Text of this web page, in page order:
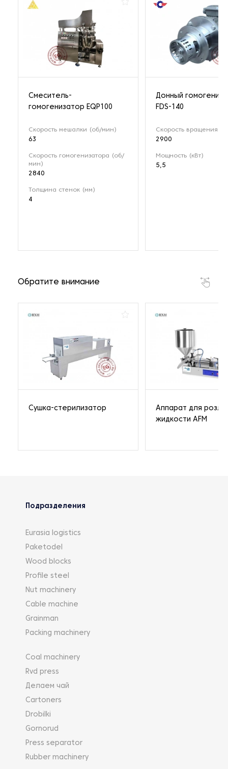
Смеситель-
гомогенизатор EQP100
Скорость мешалки (об/мин)
63
Скорость гомогенизатора (об/
мин)
2840
Толщина стенок (мм)
4
Донный
FDS-140
Скорость вращения
2900
Мощность (кВт)
5,5
Обратите внимание
Сушка-стерилизатор
Аппарат для
жидкости AFM
Подразделения
Eurasia logistics
Paketodel
Wood blocks
Profile steel
Nut machinery
Cable machine
Grainman
Packing machinery
Coal machinery
Rvd press
Делаем чай
Cartoners
Drobilki
Gornorud
Press separator
Rubber machinery